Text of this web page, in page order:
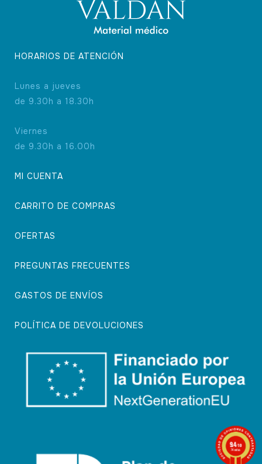
HORARIOS DE ATENCIÓN
Lunes a jueves
de 9.30h a 18.30h
Viernes
de 9.30h a 16.00h
MI CUENTA
CARRITO DE COMPRAS
OFERTAS
PREGUNTAS FRECUENTES
GASTOS DE ENVÍOS
POLÍTICA DE DEVOLUCIONES
9.4/10
74 notas